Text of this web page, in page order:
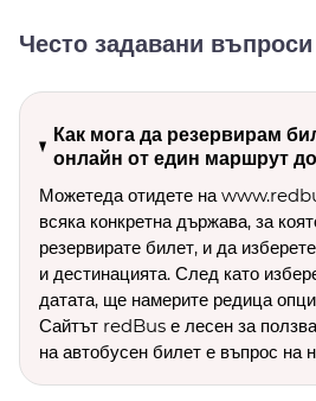
Често задавани въпроси
Как мога да резервирам
онлайн от един маршрут
Можетеда отидете на
всяка конкретна държава, за
резервирате билет, и да
и дестинацията. След като
датата, ще намерите редица
Сайтът redBus е лесен за
на автобусен билет е въпрос на